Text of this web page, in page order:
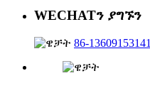
WECHATን ያግኙን
86-13609153141